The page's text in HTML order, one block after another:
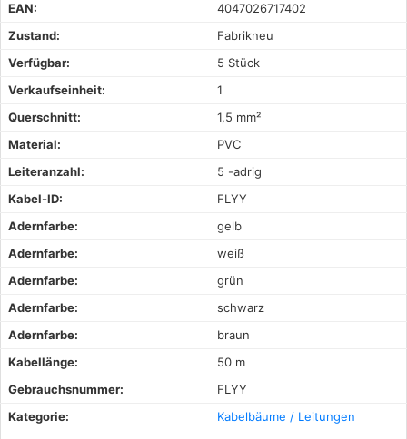
EAN:
4047026717402
Zustand:
Fabrikneu
Verfügbar:
5 Stück
Verkaufseinheit:
1
Querschnitt:
1,5 mm²
Material:
PVC
Leiteranzahl:
5 -adrig
Kabel-ID:
FLYY
Adernfarbe:
gelb
Adernfarbe:
weiß
Adernfarbe:
grün
Adernfarbe:
schwarz
Adernfarbe:
braun
Kabellänge:
50 m
Gebrauchsnummer:
FLYY
Kategorie:
Kabelbäume / Leitungen